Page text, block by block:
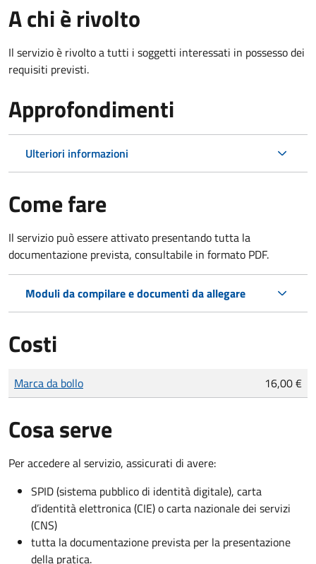
A chi è rivolto
Il servizio è rivolto a tutti i soggetti interessati in possesso dei
requisiti previsti.
Approfondimenti
Ulteriori informazioni
Come fare
Il servizio può essere attivato presentando tutta la
documentazione prevista, consultabile in formato PDF.
Moduli da compilare e documenti da allegare
Costi
Tipo di pagamento
Importo
Marca da bollo 16,00 €
Cosa serve
Per accedere al servizio, assicurati di avere:
SPID (sistema pubblico di identità digitale), carta
d’identità elettronica (CIE) o carta nazionale dei servizi
(CNS)
tutta la documentazione prevista per la presentazione
della pratica.